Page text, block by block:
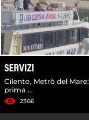
SERVIZI
Cilento, Metrò del Mare:
prima ...
2366